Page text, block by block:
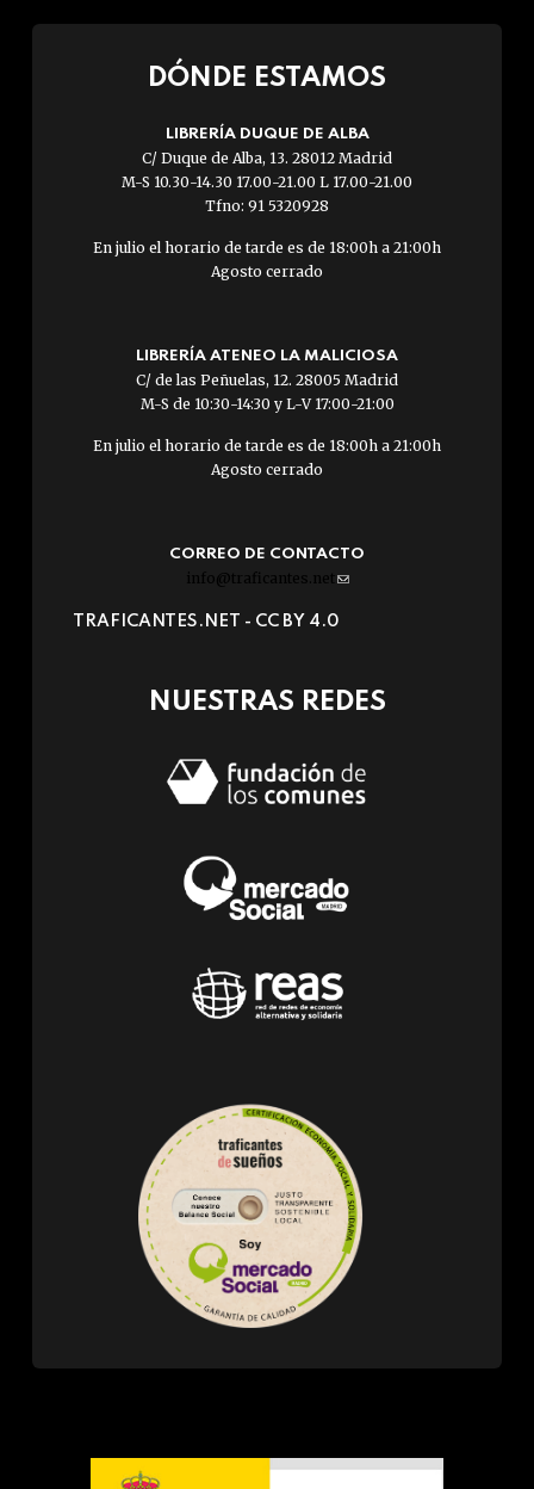
DÓNDE ESTAMOS
LIBRERÍA DUQUE DE ALBA
C/ Duque de Alba, 13. 28012 Madrid
M-S 10.30-14.30 17.00-21.00 L 17.00-21.00
Tfno: 91 5320928
En julio el horario de tarde es de 18:00h a 21:00h
Agosto cerrado
LIBRERÍA ATENEO LA MALICIOSA
C/ de las Peñuelas, 12. 28005 Madrid
M-S de 10:30-14:30 y L-V 17:00-21:00
En julio el horario de tarde es de 18:00h a 21:00h
Agosto cerrado
CORREO DE CONTACTO
info@traficantes.net (link
e-
TRAFICANTES.NET - CC BY 4.0
NUESTRAS REDES